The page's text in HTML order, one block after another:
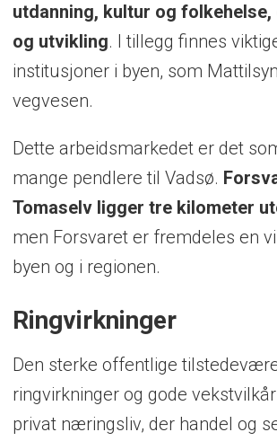
utdanning, kultur og
og utvikling. I tillegg finnes
institusjoner i byen, som
vegvesen.
Dette arbeidsmarkedet er det
mange pendlere til Vadsø.
Tomaselv ligger tre kilometer
men Forsvaret er fremdeles en
byen og i regionen.
Ringvirkninger
Den sterke offentlige
ringvirkninger og gode
privat næringsliv, der handel og